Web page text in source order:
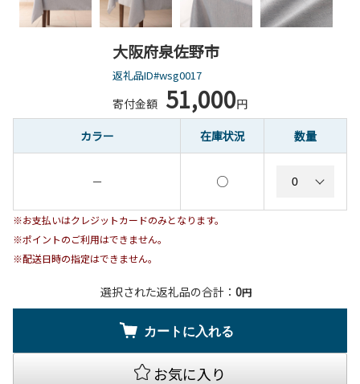
大阪府泉佐野市
返礼品ID#wsg0017
寄付金額 51,000円
カラー
在庫状況 数量
－ ○
※お支払いはクレジットカードのみとなります。
※ポイントのご利用はできません。
※配送日時の指定はできません。
選択された返礼品の合計： 0円
カートに入れる
お気に入り